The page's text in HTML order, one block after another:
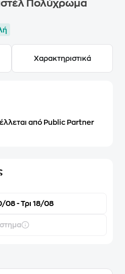
Πολύχρωμα
Χαρακτηριστικά
από Public Partner
08 - Τρι 18/08